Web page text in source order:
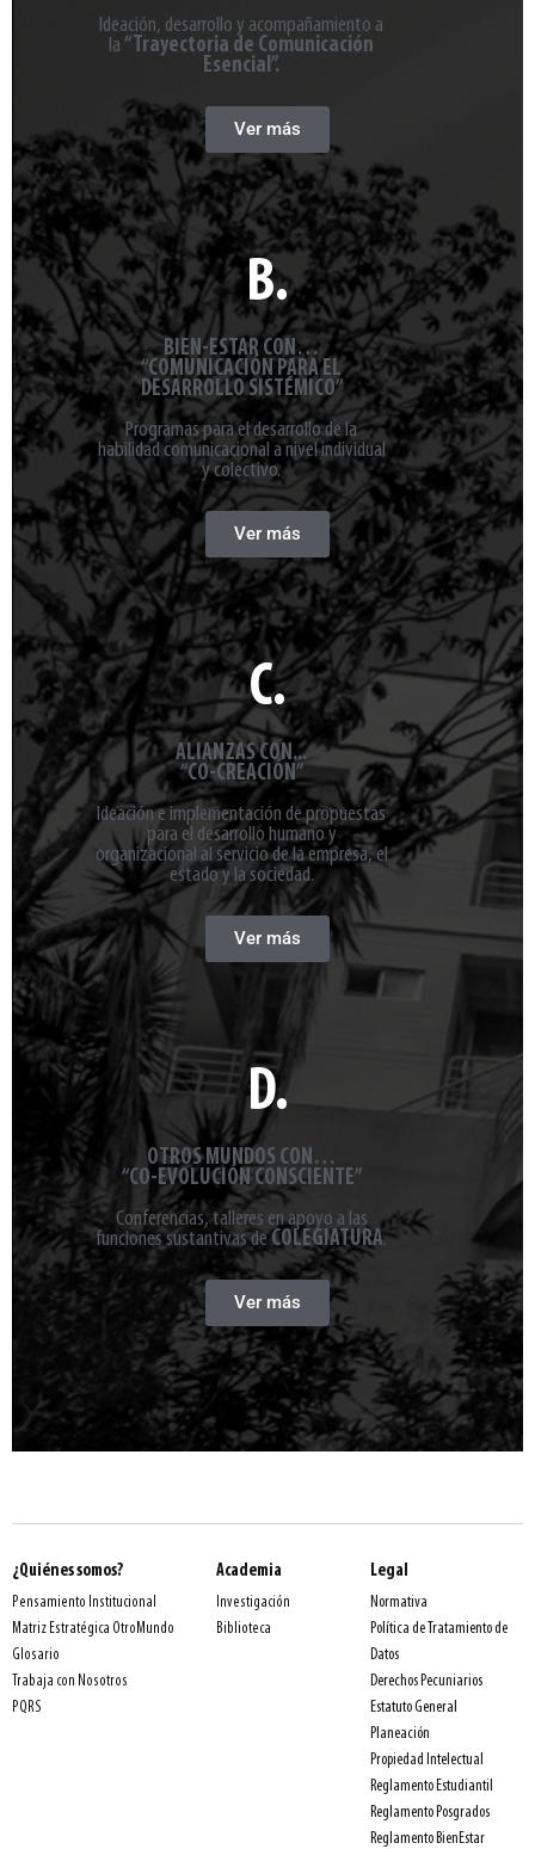
Ideación, desarrollo y acompañamiento a
la“Trayectoria de Comunicación
Esencial”.
Ver más
B.
BIEN-ESTAR CON…
“COMUNICACIÓN PARA EL
DESARROLLO SISTÉMICO”
Programas para el desarrollo de la
habilidad comunicacional a nivel individual
y colectivo.​
Ver más
C.
ALIANZAS CON...
“CO-CREACIÓN”
Ideación e implementación de propuestas
para el desarrollo humano y
organizacional al servicio de la empresa, el
estado y la sociedad.
Ver más
D.
OTROS MUNDOS CON…
“CO-EVOLUCIÓN CONSCIENTE”
Conferencias, talleres en apoyo a las
funciones sustantivas deCOLEGIATURA.
Ver más
¿Quiénes somos?
Pensamiento Institucional
Matriz Estratégica OtroMundo
Glosario
Trabaja con Nosotros
PQRS
Academia
Investigación
Biblioteca
Legal
Normativa
Política de Tratamiento de
Datos
Derechos Pecuniarios
Estatuto General
Planeación
Propiedad Intelectual
Reglamento Estudiantil
Reglamento Posgrados
Reglamento BienEstar